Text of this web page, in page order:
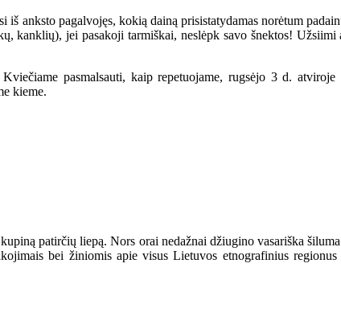
anksto pagalvojęs, kokią dainą prisistatydamas norėtum
jei pasakoji tarmiškai, neslėpk savo šnektos! Užsiimi
pasmalsauti, kaip repetuojame, rugsėjo 3 d. atviroje
kieme.
patirčių liepą. Nors orai nedažnai džiugino vasariška
bei žiniomis apie visus Lietuvos etnografinius